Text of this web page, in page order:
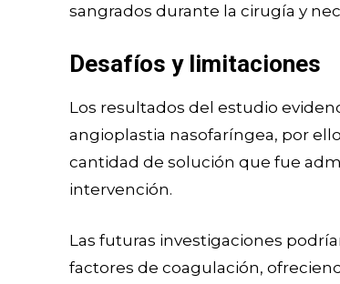
sangrados durante la cirugía y
Desafíos y limitaciones
Los resultados del estudio
angioplastia nasofaríngea, por
cantidad de solución que fue
intervención.
Las futuras investigaciones
factores de coagulación,